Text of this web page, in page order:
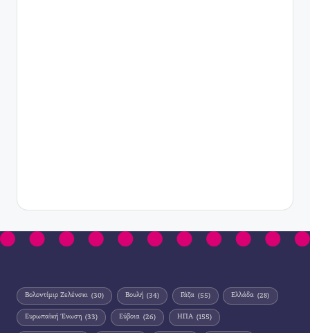
Βολοντίμιρ Ζελένσκι (30) Βουλή (34) Γάζα (55) Ελλάδα (28)
Ευρωπαϊκή Ένωση (33) Εύβοια (26) ΗΠΑ (155)